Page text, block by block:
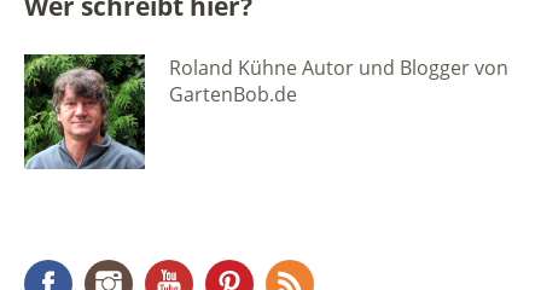
Roland Kühne Autor und Blogger von
GartenBob.de
FacebookInstagramYouTubePinterest